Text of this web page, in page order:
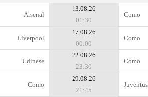
Arsenal
13.08.26
01:30
Como
Liverpool
17.08.26
00:00
Como
Udinese
22.08.26
23:30
Como
Como
29.08.26
21:45
Juventus